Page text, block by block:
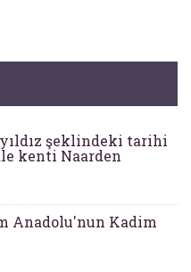
şeklindeki tarihi
kenti Naarden
Anadolu'nun Kadim